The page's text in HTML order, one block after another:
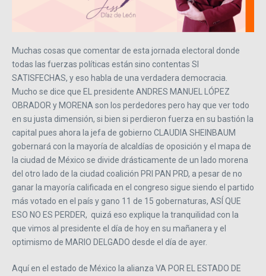
Muchas cosas que comentar de esta jornada electoral donde
todas las fuerzas políticas están sino contentas SI
SATISFECHAS, y eso habla de una verdadera democracia.
Mucho se dice que EL presidente ANDRES MANUEL LÓPEZ
OBRADOR y MORENA son los perdedores pero hay que ver todo
en su justa dimensión, si bien si perdieron fuerza en su bastión la
capital pues ahora la jefa de gobierno CLAUDIA SHEINBAUM
gobernará con la mayoría de alcaldías de oposición y el mapa de
la ciudad de México se divide drásticamente de un lado morena
del otro lado de la ciudad coalición PRI PAN PRD, a pesar de no
ganar la mayoría calificada en el congreso sigue siendo el partido
más votado en el país y gano 11 de 15 gobernaturas, ASÍ QUE
ESO NO ES PERDER, quizá eso explique la tranquilidad con la
que vimos al presidente el día de hoy en su mañanera y el
optimismo de MARIO DELGADO desde el día de ayer.
Aquí en el estado de México la alianza VA POR EL ESTADO DE